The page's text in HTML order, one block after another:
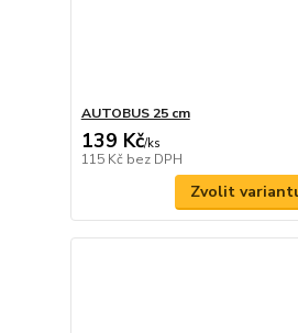
AUTOBUS 25 cm
139 Kč/ks
115 Kč bez DPH
Zvolit